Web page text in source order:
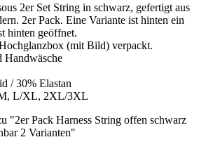
2er Set String in schwarz, gefertigt aus
2er Pack. Eine Variante ist hinten ein
hinten geöffnet.
(mit Bild) verpackt.
Handwäsche
/ 30% Elastan
M, L/XL, 2XL/3XL
"2er Pack Harness String offen schwarz
2 Varianten"